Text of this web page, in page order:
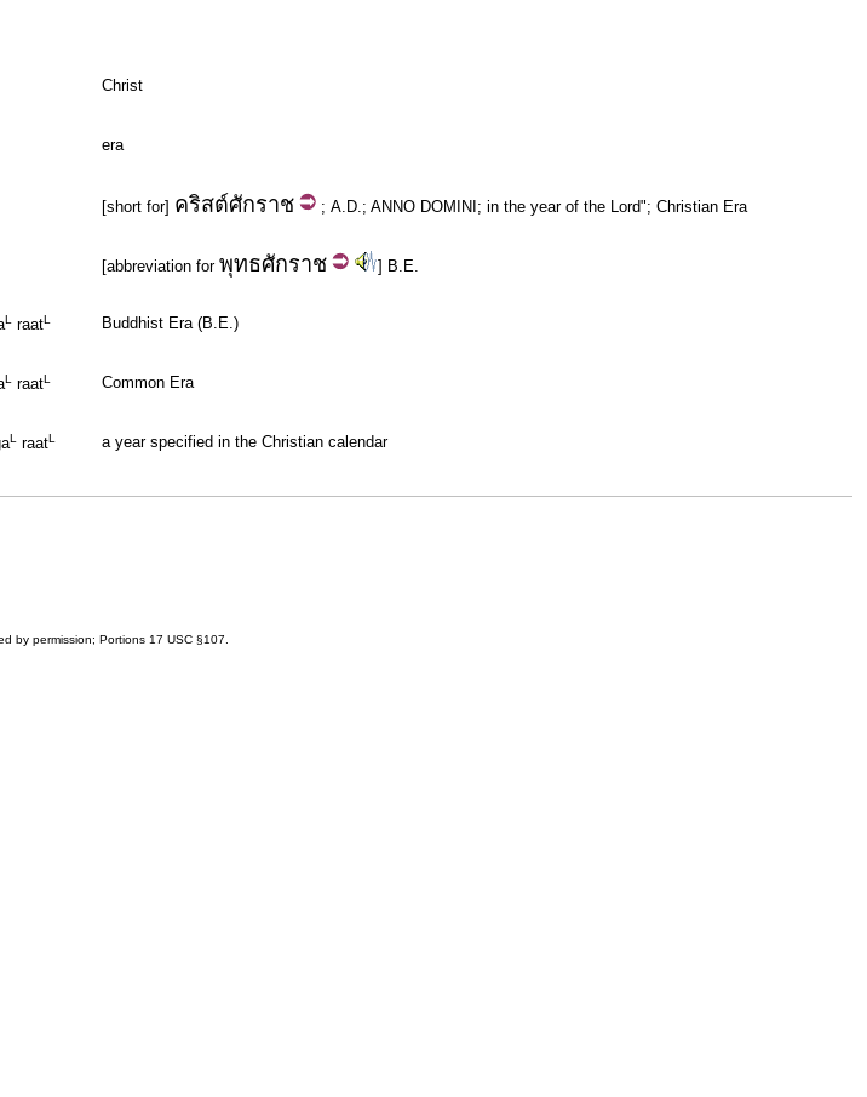
Christ
era
[short for] คริสต์ศักราช ; A.D.; ANNO DOMINI; in the year of the Lord"; Christian Era
[abbreviation for พุทธศักราช ] B.E.
L raatL Buddhist Era (B.E.)
L raatL Common Era
L raatL a year specified in the Christian calendar
by permission; Portions 17 USC §107